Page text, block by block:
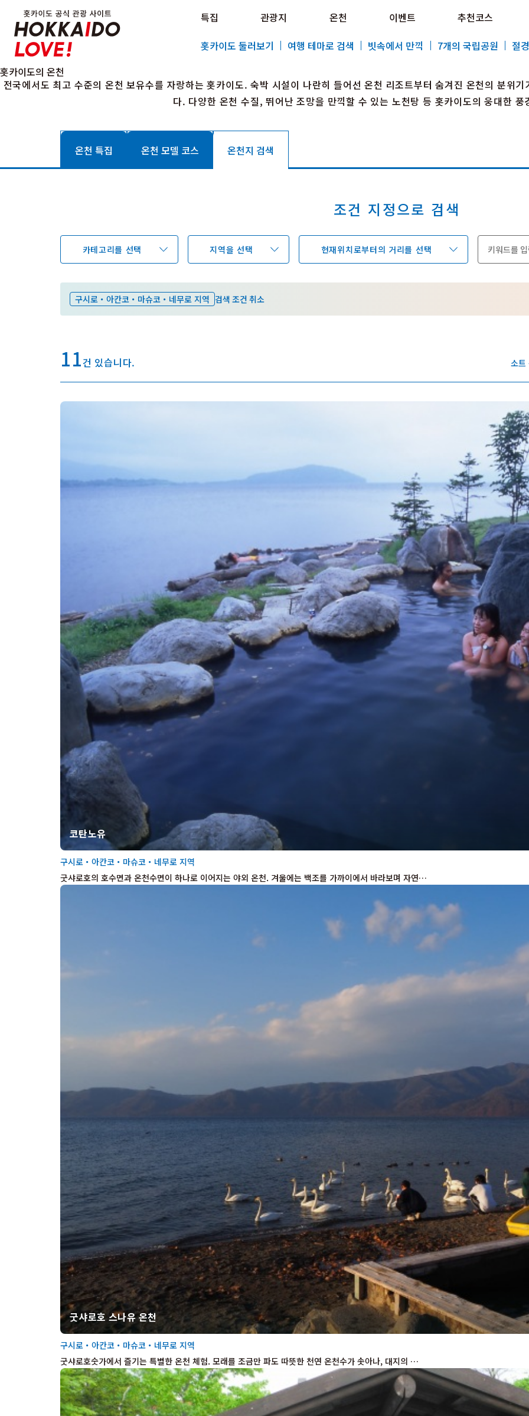
Hokkaido Official Tourism Site HOKKAIDO LOVE!
Hokkaido Official Tourism Site HOKKAIDO LOVE!
특집 관광지 온천 이벤트
추천코스
홋카이도 둘러보기
여행 테마로 검색 빗속에서 만끽 7개의 국립공원 절
지역 가이드
교통
홋카이도 둘러보기
7개의 국립공원
Faceb
ook
포토갤러리
영상갤러리
팸플릿
이용 규약
운영조직 소개
링크
홋카이도의 온천
전국에서도 최고 수준의 온천 보유수를 자랑하는 홋카이도. 숙박 시설이 나란히 들어선 온천 리조트부터 숨겨진 온천의 분위
다. 다양한 온천 수질, 뛰어난 조망을 만끽할 수 있는 노천탕 등 홋카이도의 웅대한
온천 특집 온천 모델 코스 온천지 검색
조건 지정으로 검색
카테고리를 선택 지역을 선택 현재위치로부터의 거리를 선택
구시로・아칸코・마슈코・네무로 지역 검색 조건 취소
11건 있습니다. 소트
코탄노유
굿샤로호의 호수면과 온천수면이 하나로 이어지는 야외 온천. 겨울에는 백조를 가까이에서 바라보며 자연…
구시로・아칸코・마슈코・네무로 지역
굿샤로호 스나유 온천
굿샤로호숫가에서 즐기는 특별한 온천 체험. 모래를 조금만 파도 따뜻한 천연 온천수가 솟아나, 대지의 …
구시로・아칸코・마슈코・네무로 지역